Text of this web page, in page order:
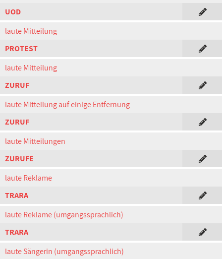
UOD
laute Mitteilung
PROTEST
laute Mitteilung
ZURUF
laute Mitteilung auf einige Entfernung
ZURUF
laute Mitteilungen
ZURUFE
laute Reklame
TRARA
laute Reklame (umgangssprachlich)
TRARA
laute Sängerin (umgangssprachlich)